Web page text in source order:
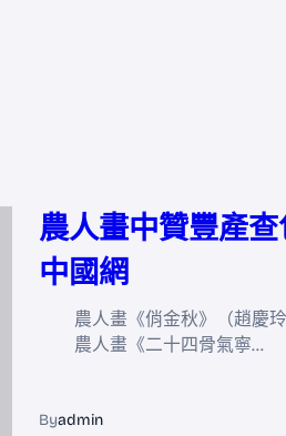
農人畫中贊豐產
中國網
農人畫《俏金秋》（趙慶玲
農人畫《二十四骨氣寧…
Byadmin